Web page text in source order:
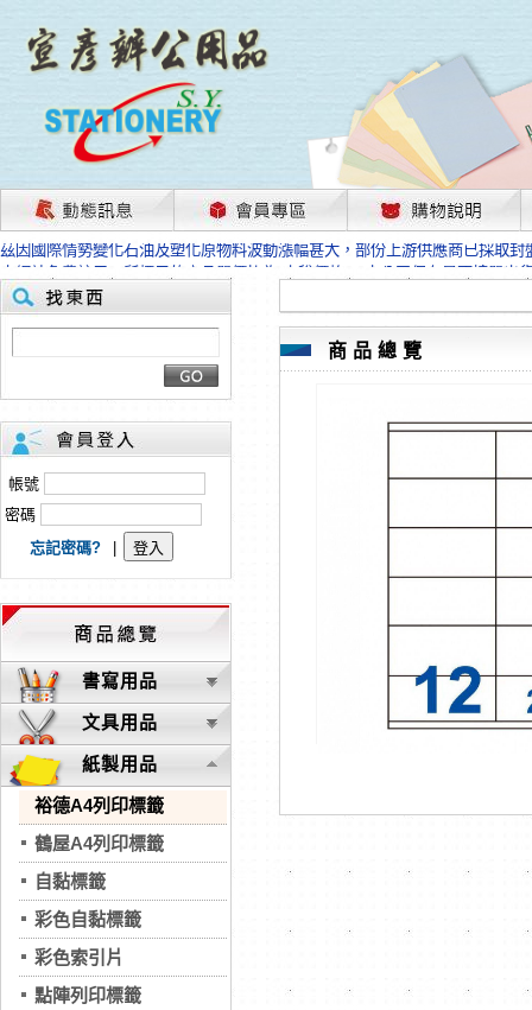
茲因國際情勢變化石油及塑化原物料波動漲幅甚大，部份上游供應商已採取
本網站免費註冊，所標示的商品單價皆為“未稅價格”；本公司保有是否接單出
HP、EPSON、CANON原廠耗材價格浮動，下單前請先跟客服人員確認最新
本網站免費註冊，所標示的商品單價皆為“未稅價格”；本公司保有是否接單出
匯款客戶請注意！因商品繁複來不及發現短缺，遂待客服人員跟您確認訂單
本網站免費註冊，所標示的商品單價皆為“未稅價格”；本公司保有是否接單出
茲因國際情勢變化石油及塑化原物料波動漲幅甚大，部份上游供應商已採取
本網站免費註冊，所標示的商品單價皆為“未稅價格”；本公司保有是否接單出
HP、EPSON、CANON原廠耗材價格浮動，下單前請先跟客服人員確認最新
本網站免費註冊，所標示的商品單價皆為“未稅價格”；本公司保有是否接單出
匯款客戶請注意！因商品繁複來不及發現短缺，遂待客服人員跟您確認訂單
本網站免費註冊，所標示的商品單價皆為“未稅價格”；本公司保有是否接單出
帳號
密碼
忘記密碼?
書寫用品
文具用品
紙製用品
裕德A4列印標籤
鶴屋A4列印標籤
自黏標籤
彩色自黏標籤
彩色索引片
點陣列印標籤
商品總覽